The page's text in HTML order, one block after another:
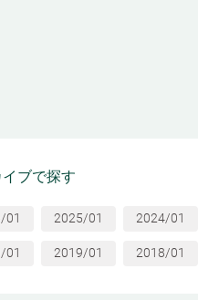
ブで探す
01 2025/01 2024/01
01 2019/01 2018/01